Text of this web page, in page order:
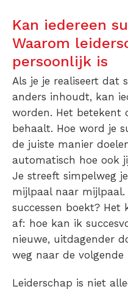
Kan iedereen
Waarom
persoonlijk is
Als je je realiseert dat
anders inhoudt, kan
worden. Het betekent
behaalt. Hoe word je
de juiste manier
automatisch hoe ook
Je streeft simpelweg
mijlpaal naar
successen boekt? Het
af: hoe kan ik
nieuwe, uitdagender
weg naar de volgende
Leiderschap is niet